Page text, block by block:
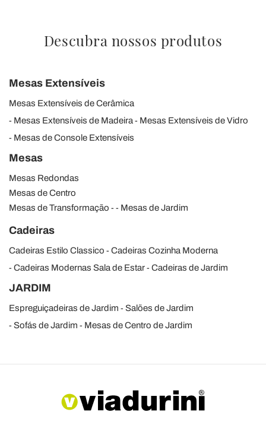
Descubra nossos produtos
Mesas Extensíveis
Mesas Extensíveis de Cerâmica
Mesas Extensíveis de Madeira
Mesas Extensíveis de Vidro
Mesas de Console Extensíveis
Mesas
Mesas Redondas
Mesas de Centro
Mesas de Transformação
Mesas de Jardim
Cadeiras
Cadeiras Estilo Classico
Cadeiras Cozinha Moderna
Cadeiras Modernas Sala de Estar
Cadeiras de Jardim
JARDIM
Espreguiçadeiras de Jardim
Salões de Jardim
Sofás de Jardim
Mesas de Centro de Jardim